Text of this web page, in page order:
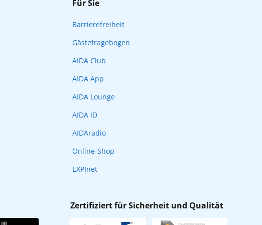
Für Sie
Barrierefreiheit
Gästefragebogen
AIDA Club
AIDA App
AIDA Lounge
AIDA ID
AIDAradio
Online-Shop
EXPInet
Zertifiziert für Sicherheit und Qualität